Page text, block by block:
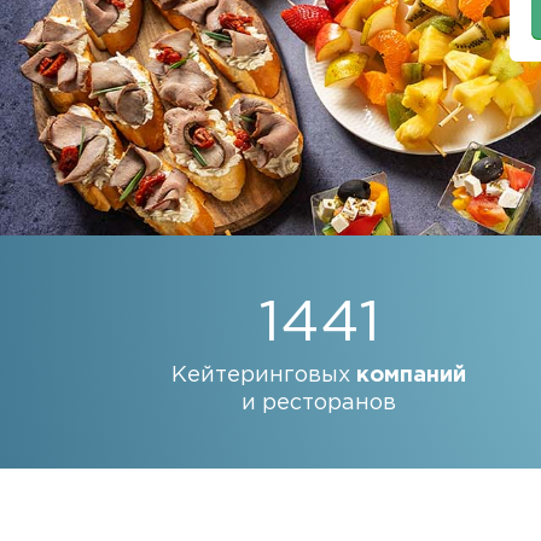
1441
Кейтеринговых компаний
и ресторанов